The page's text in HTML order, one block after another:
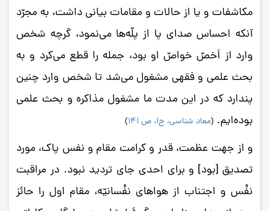
مکاشفات و یا از حالات و مقامات بیانی داشت، به مجرّد
آنکه احساس صدای پا از پلّه‌ها می‌نمود، گرچه شخص
وارد از اَخصّ خواصّ او بود، جمله را قطع می‌کرد و به
بحث علمی و فقهی مشغول می‌شد تا شخص وارد چنین
پندارد که در این مدت ما مشغول مذاکره و بحث علمی
بوده‌ایم. (معاد شناسی، ج1، ص 141 )
و از جهت عظمت، قدر و کرامت مقام و نفس پاک، مورد
تصدیق [بود] و برای احدی جای تردید نبود. در مراقبت
نفْس و اجتناب از هواهای نفْسانیّه، مقام اول را حائز